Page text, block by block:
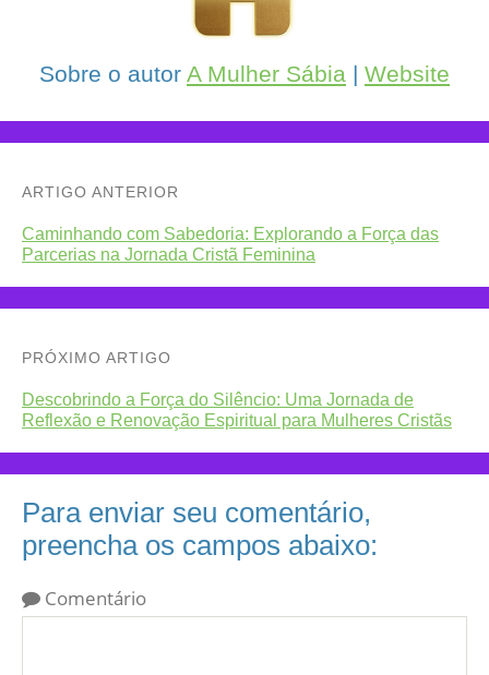
Sobre o autor A Mulher Sábia | Website
ARTIGO ANTERIOR
Caminhando com Sabedoria: Explorando a Força das
Parcerias na Jornada Cristã Feminina
PRÓXIMO ARTIGO
Descobrindo a Força do Silêncio: Uma Jornada de
Reflexão e Renovação Espiritual para Mulheres Cristãs
Para enviar seu comentário,
preencha os campos abaixo:
Comentário